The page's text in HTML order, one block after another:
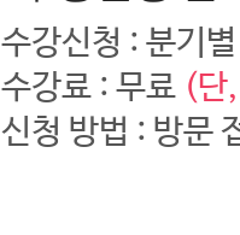
수강신청 : 분기
수강료 : 무료 (단
신청 방법 : 방문